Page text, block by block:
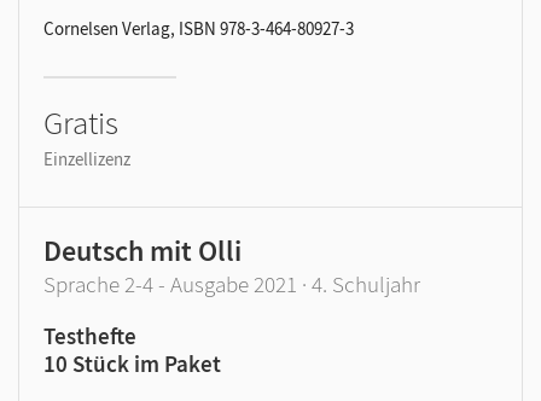
Cornelsen Verlag, ISBN 978-3-464-80927-3
Gratis
Einzellizenz
Deutsch mit Olli
Sprache 2-4 - Ausgabe 2021 · 4. Schuljahr
Testhefte
10 Stück im Paket